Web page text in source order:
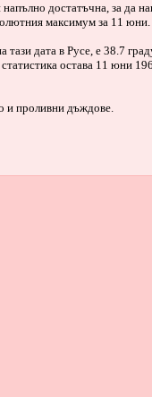
достатъчна, за да
максимум за 11 юни.
тази дата в Русе, е 38.7
остава 11 юни
и проливни дъждове.